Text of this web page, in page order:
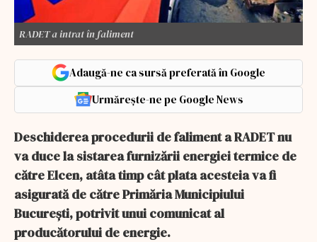
RADET a intrat în faliment
Adaugă-ne ca sursă preferată în Google
Urmărește-ne pe Google News
Deschiderea procedurii de faliment a RADET nu
va duce la sistarea furnizării energiei termice de
către Elcen, atâta timp cât plata acesteia va fi
asigurată de către Primăria Municipiului
Bucureşti, potrivit unui comunicat al
producătorului de energie.